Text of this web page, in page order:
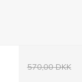
570,00 DKK